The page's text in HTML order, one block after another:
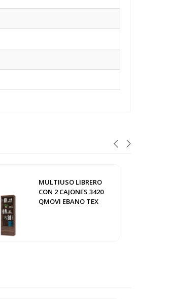
MULTIUSO LIBRERO
CON 2 CAJONES 3420
QMOVI EBANO TEX